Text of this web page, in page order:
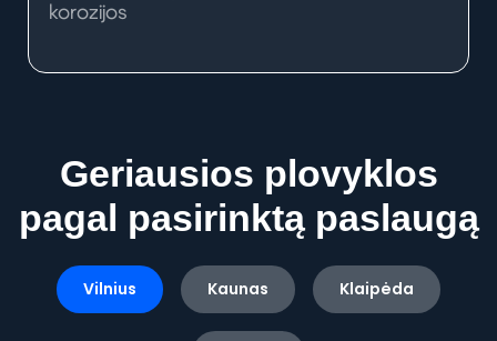
korozijos
Geriausios plovyklos
pagal pasirinktą paslaugą
Vilnius Kaunas Klaipėda